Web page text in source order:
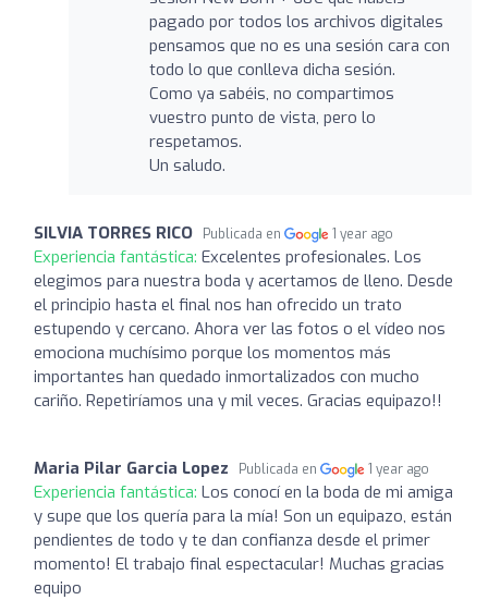
pagado por todos los archivos digitales
pensamos que no es una sesión cara con
todo lo que conlleva dicha sesión.
Como ya sabéis, no compartimos
vuestro punto de vista, pero lo
respetamos.
Un saludo.
SILVIA TORRES RICO Publicada en 1 year ago
Experiencia fantástica: Excelentes profesionales. Los
elegimos para nuestra boda y acertamos de lleno. Desde
el principio hasta el final nos han ofrecido un trato
estupendo y cercano. Ahora ver las fotos o el vídeo nos
emociona muchísimo porque los momentos más
importantes han quedado inmortalizados con mucho
cariño. Repetiríamos una y mil veces. Gracias equipazo!!
Maria Pilar Garcia Lopez Publicada en 1 year ago
Experiencia fantástica: Los conocí en la boda de mi amiga
y supe que los quería para la mía! Son un equipazo, están
pendientes de todo y te dan confianza desde el primer
momento! El trabajo final espectacular! Muchas gracias
equipo